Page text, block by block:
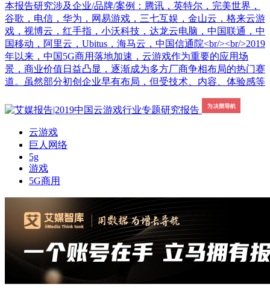
本报告研究涉及企业/品牌/案例：腾讯，英特尔，完美世界，
谷歌，电信，华为，网易游戏，三七互娱，金山云，格来云游
戏，视博云，红手指，小沃科技，达龙云电脑，中国联通，中
国移动，阿里云，Ubitus，海马云，中国信通院<br/><br/>2019
年以来，中国5G商用落地加速，云游戏作为重要的应用场
景，商业价值日益凸显，逐渐成为多方厂商争相布局的热门赛
道。虽然部分初创企业早有布局，但受技术、内容、体验感等
云游戏
巨人网络
5g
游戏
5G商用